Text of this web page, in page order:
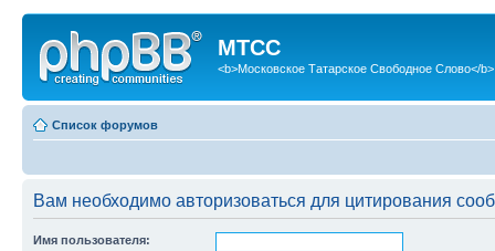
МТСС
<b>Московское Татарское Свободное Слово</b>
Список форумов
Вам необходимо авторизоваться для цитирования
Имя пользователя: